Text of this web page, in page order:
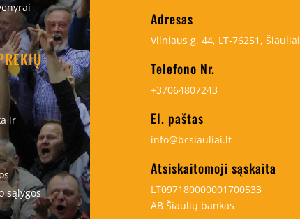
ir
sąlygos
Adresas
Vilniaus g. 44, LT-76251, Šiauliai
Telefono Nr.
+37064807243
El. paštas
info@bcsiauliai.lt
Atsiskaitomoji sąskaita
LT097180000001700533
AB Šiaulių bankas